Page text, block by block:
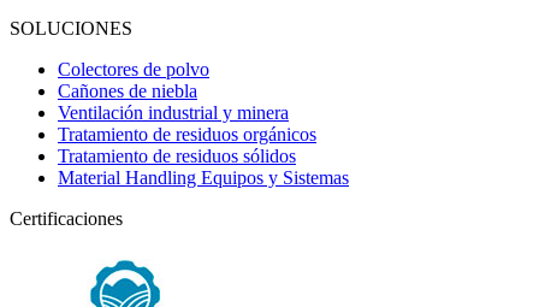
SOLUCIONES
Colectores de polvo
Cañones de niebla
Ventilación industrial y minera
Tratamiento de residuos orgánicos
Tratamiento de residuos sólidos
Material Handling Equipos y Sistemas
Certificaciones